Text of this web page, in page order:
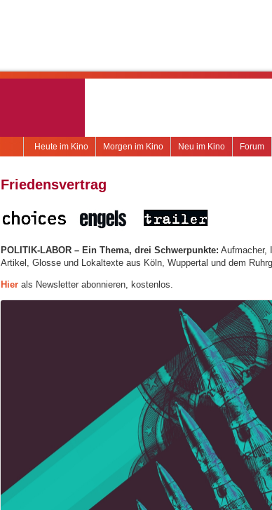
Forum
Neu im Kino
Morgen im Kino
Heute im Kino
Friedensvertrag
POLITIK-LABOR – Ein Thema, drei Schwerpunkte: Aufmacher,
Artikel, Glosse und Lokaltexte aus Köln, Wuppertal und dem
Hier als Newsletter abonnieren, kostenlos.